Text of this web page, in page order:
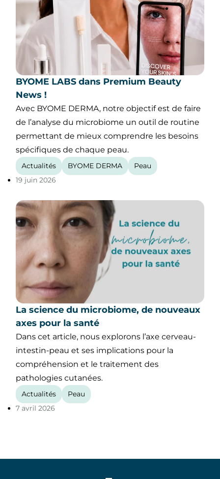
BYOME LABS dans Premium Beauty
News !
Avec BYOME DERMA, notre objectif est de faire
de l’analyse du microbiome un outil de routine
permettant de mieux comprendre les besoins
spécifiques de chaque peau.
Actualités BYOME DERMA
Peau
19 juin 2026
La science du microbiome, de nouveaux
axes pour la santé
Dans cet article, nous explorons l’axe cerveau-
intestin-peau et ses implications pour la
compréhension et le traitement des
pathologies cutanées.
Actualités
Peau
7 avril 2026